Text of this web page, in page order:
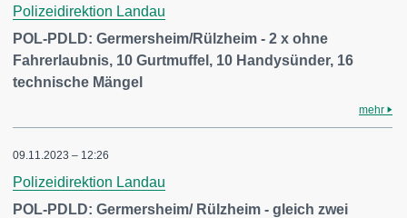
Polizeidirektion Landau
POL-PDLD: Germersheim/Rülzheim - 2 x ohne
Fahrerlaubnis, 10 Gurtmuffel, 10 Handysünder, 16
technische Mängel
mehr
09.11.2023 – 12:26
Polizeidirektion Landau
POL-PDLD: Germersheim/ Rülzheim - gleich zwei